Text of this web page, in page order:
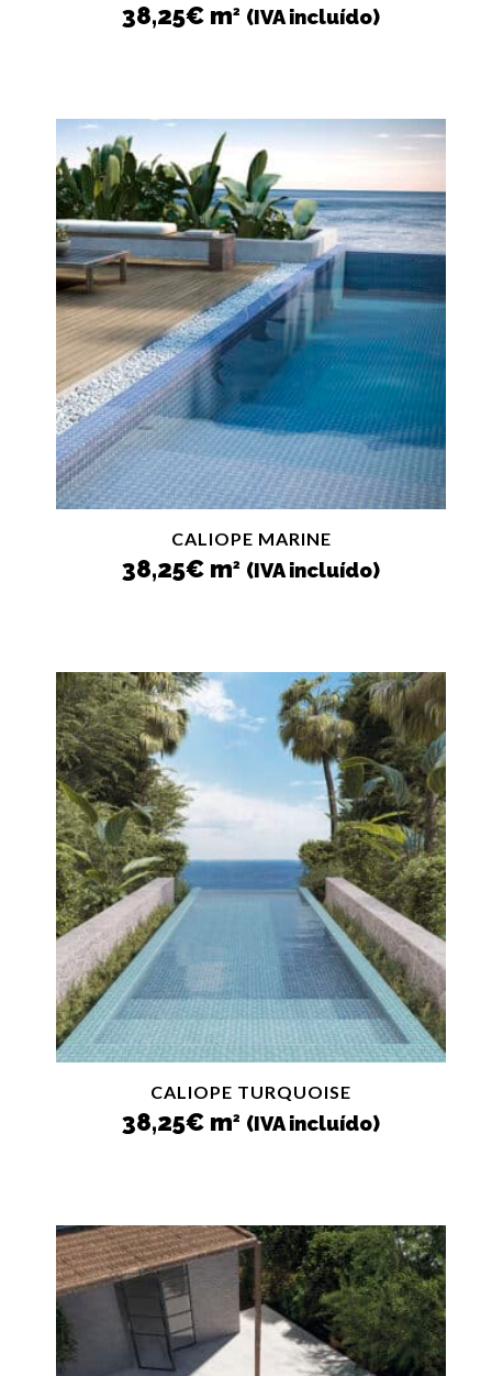
38,25€ m2 (IVA incluído)
CALIOPE MARINE
38,25€ m2 (IVA incluído)
CALIOPE TURQUOISE
38,25€ m2 (IVA incluído)